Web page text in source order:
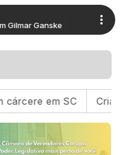
Ganske
em SC Crianças